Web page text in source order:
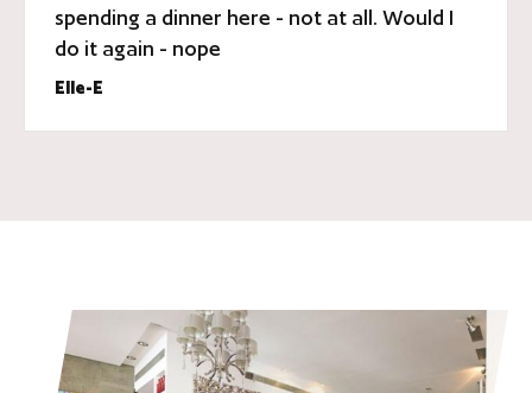
spending a dinner here - not at all. Would I
do it again - nope
Elle-E